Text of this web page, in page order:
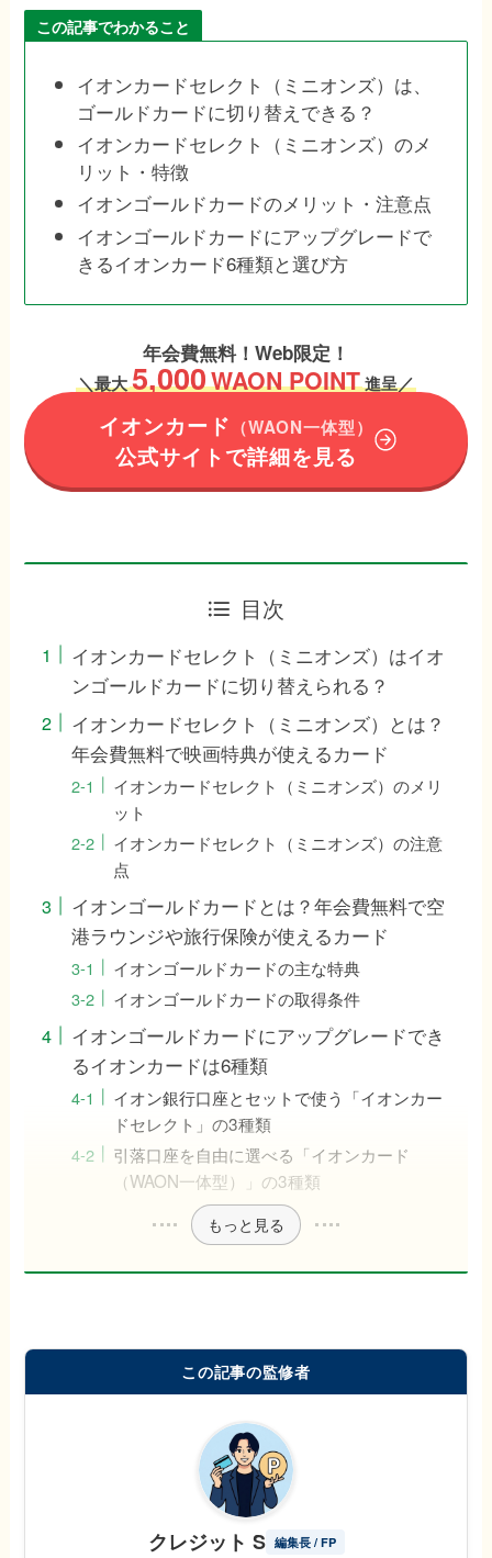
この記事でわかること
イオンカードセレクト（ミニオンズ）は、
ゴールドカードに切り替えできる？
イオンカードセレクト（ミニオンズ）のメ
リット・特徴
イオンゴールドカードのメリット・注意点
イオンゴールドカードにアップグレードで
きるイオンカード6種類と選び方
年会費無料！Web限定！
＼最大5,000WAON POINT進呈／
イオンカード （WAON一体型）
公式サイトで詳細を見る
目次
イオンカードセレクト（ミニオンズ）はイオ
ンゴールドカードに切り替えられる？
イオンカードセレクト（ミニオンズ）とは？
年会費無料で映画特典が使えるカード
イオンカードセレクト（ミニオンズ）のメリ
ット
イオンカードセレクト（ミニオンズ）の注意
点
イオンゴールドカードとは？年会費無料で空
港ラウンジや旅行保険が使えるカード
イオンゴールドカードの主な特典
イオンゴールドカードの取得条件
イオンゴールドカードにアップグレードでき
るイオンカードは6種類
イオン銀行口座とセットで使う「イオンカー
ドセレクト」の3種類
引落口座を自由に選べる「イオンカード
（WAON一体型）」の3種類
もっと見る
この記事の監修者
クレジット S 編集長 / FP